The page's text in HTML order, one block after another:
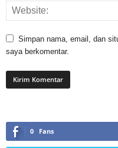
Simpan nama, email, dan
saya berkomentar.
0 Fans